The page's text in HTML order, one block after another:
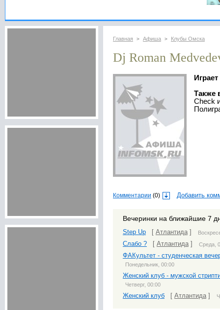
Главная > Афиша > Клубы Омска
Dj Roman
Также
Check
Комментарии (0) Добавить
Вечеринки на ближайшие 7
Step Up Атлантида]
Слабо ? Атлантида] Среда,
ФАКультет - студенческая
Понедельник, 00:00
Женский клуб - мужской
Четверг, 00:00
Женский клуб Атлантида]